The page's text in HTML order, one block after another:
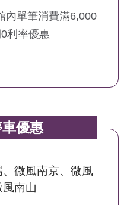
內單筆消費滿6,000
利率優惠
優惠
微風南京、微風
南山